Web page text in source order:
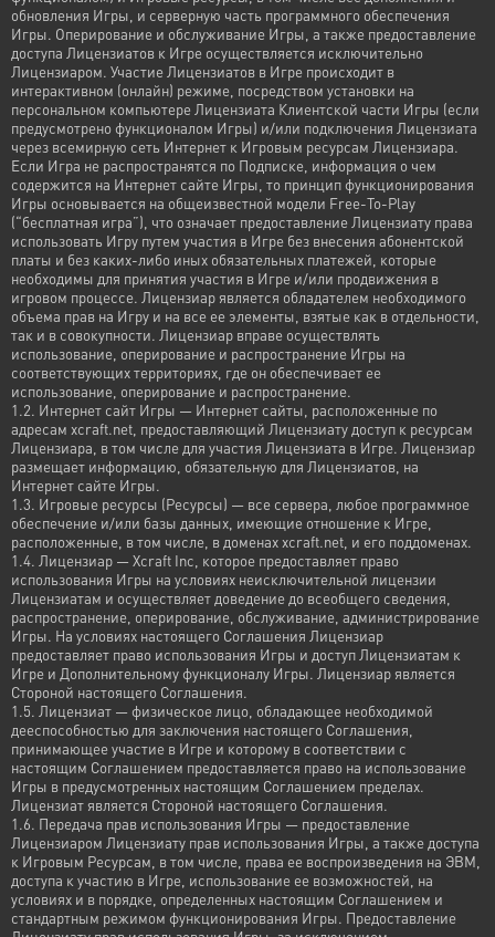
обновления Игры, и серверную часть программного обеспечения
Игры. Оперирование и обслуживание Игры, а также предоставление
доступа Лицензиатов к Игре осуществляется исключительно
Лицензиаром. Участие Лицензиатов в Игре происходит в
интерактивном (онлайн) режиме, посредством установки на
персональном компьютере Лицензиата Клиентской части Игры (если
предусмотрено функционалом Игры) и/или подключения Лицензиата
через всемирную сеть Интернет к Игровым ресурсам Лицензиара.
Если Игра не распространятся по Подписке, информация о чем
содержится на Интернет сайте Игры, то принцип функционирования
Игры основывается на общеизвестной модели Free-To-Play
(“бесплатная игра”), что означает предоставление Лицензиату права
использовать Игру путем участия в Игре без внесения абонентской
платы и без каких-либо иных обязательных платежей, которые
необходимы для принятия участия в Игре и/или продвижения в
игровом процессе. Лицензиар является обладателем необходимого
объема прав на Игру и на все ее элементы, взятые как в отдельности,
так и в совокупности. Лицензиар вправе осуществлять
использование, оперирование и распространение Игры на
соответствующих территориях, где он обеспечивает ее
использование, оперирование и распространение.
1.2. Интернет сайт Игры — Интернет сайты, расположенные по
адресам xcraft.net, предоставляющий Лицензиату доступ к ресурсам
Лицензиара, в том числе для участия Лицензиата в Игре. Лицензиар
размещает информацию, обязательную для Лицензиатов, на
Интернет сайте Игры.
1.3. Игровые ресурсы (Ресурсы) — все сервера, любое программное
обеспечение и/или базы данных, имеющие отношение к Игре,
расположенные, в том числе, в доменах xcraft.net, и его поддоменах.
1.4. Лицензиар — Xcraft Inc, которое предоставляет право
использования Игры на условиях неисключительной лицензии
Лицензиатам и осуществляет доведение до всеобщего сведения,
распространение, оперирование, обслуживание, администрирование
Игры. На условиях настоящего Соглашения Лицензиар
предоставляет право использования Игры и доступ Лицензиатам к
Игре и Дополнительному функционалу Игры. Лицензиар является
Стороной настоящего Соглашения.
1.5. Лицензиат — физическое лицо, обладающее необходимой
дееспособностью для заключения настоящего Соглашения,
принимающее участие в Игре и которому в соответствии с
настоящим Соглашением предоставляется право на использование
Игры в предусмотренных настоящим Соглашением пределах.
Лицензиат является Стороной настоящего Соглашения.
1.6. Передача прав использования Игры — предоставление
Лицензиаром Лицензиату прав использования Игры, а также доступа
к Игровым Ресурсам, в том числе, права ее воспроизведения на ЭВМ,
доступа к участию в Игре, использование ее возможностей, на
условиях и в порядке, определенных настоящим Соглашением и
стандартным режимом функционирования Игры. Предоставление